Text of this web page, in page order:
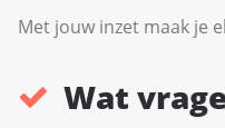
Met jouw inzet maak je
Wat